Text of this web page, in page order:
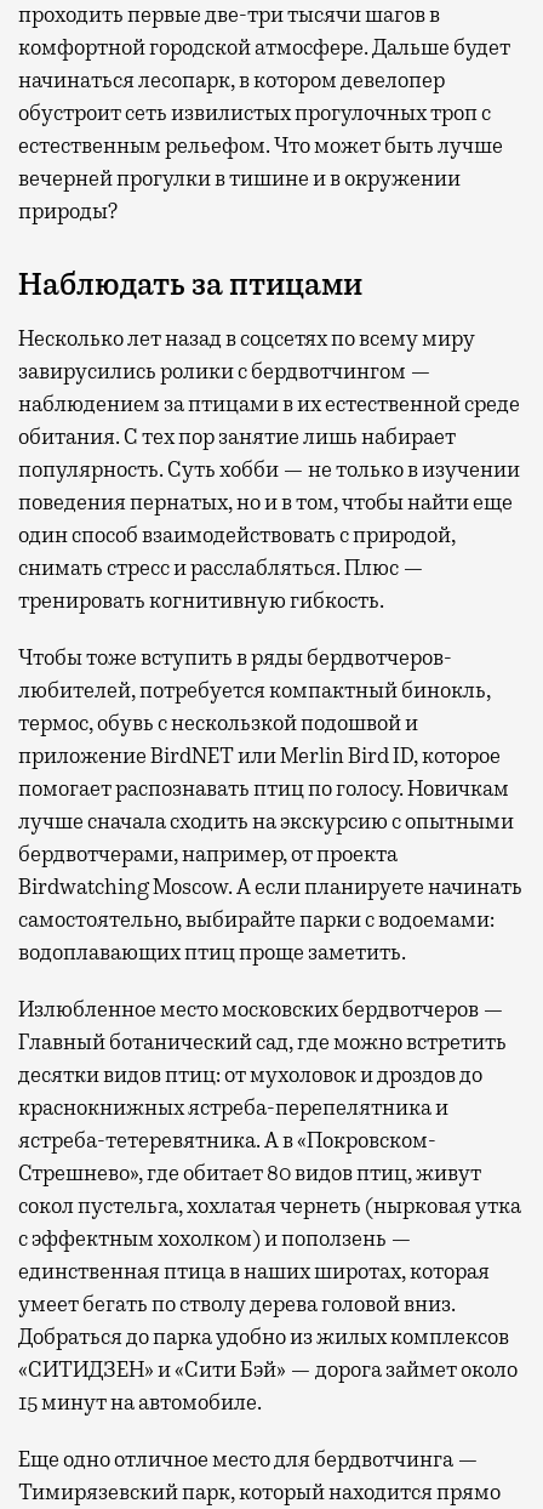
проходить первые две-три тысячи шагов в
комфортной городской атмосфере. Дальше будет
начинаться лесопарк, в котором девелопер
обустроит сеть извилистых прогулочных троп с
естественным рельефом. Что может быть лучше
вечерней прогулки в тишине и в окружении
природы?
Наблюдать за птицами
Несколько лет назад в соцсетях по всему миру
завирусились ролики с бердвотчингом —
наблюдением за птицами в их естественной среде
обитания. С тех пор занятие лишь набирает
популярность. Суть хобби — не только в изучении
поведения пернатых, но и в том, чтобы найти еще
один способ взаимодействовать с природой,
снимать стресс и расслабляться. Плюс —
тренировать когнитивную гибкость.
Чтобы тоже вступить в ряды бердвотчеров-
любителей, потребуется компактный бинокль,
термос, обувь с нескользкой подошвой и
приложение BirdNET или Merlin Bird ID, которое
помогает распознавать птиц по голосу. Новичкам
лучше сначала сходить на экскурсию с опытными
бердвотчерами, например, от проекта
Birdwatching Moscow. А если планируете начинать
самостоятельно, выбирайте парки с водоемами:
водоплавающих птиц проще заметить.
Излюбленное место московских бердвотчеров —
Главный ботанический сад, где можно встретить
десятки видов птиц: от мухоловок и дроздов до
краснокнижных ястреба-перепелятника и
ястреба-тетеревятника. А в «Покровском-
Стрешнево», где обитает 80 видов птиц, живут
сокол пустельга, хохлатая чернеть (нырковая утка
с эффектным хохолком) и поползень —
единственная птица в наших широтах, которая
умеет бегать по стволу дерева головой вниз.
Добраться до парка удобно из жилых комплексов
«СИТИДЗЕН» и «Сити Бэй» — дорога займет около
15 минут на автомобиле.
Еще одно отличное место для бердвотчинга —
Тимирязевский парк, который находится прямо